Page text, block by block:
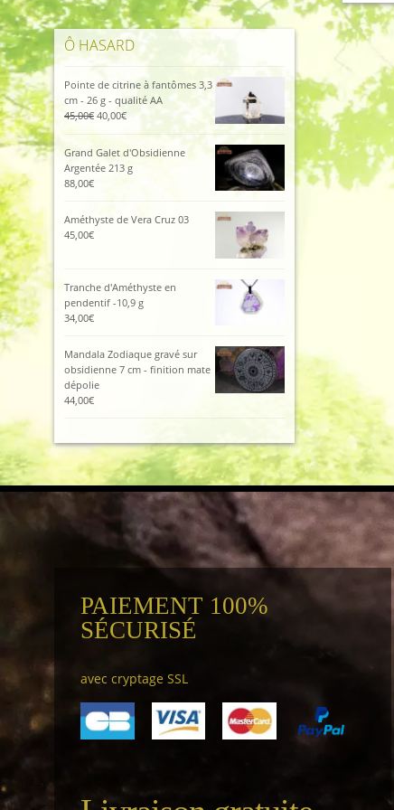
Ô HASARD
Pointe de citrine à fantômes 3,3
cm - 26 g - qualité AA
45,00€ Le
était :
45,00€.
40,00€Le
est :
40,00€.
Grand Galet d'Obsidienne
Argentée 213 g
88,00€
Améthyste de Vera Cruz 03
45,00€
Tranche d'Améthyste en
pendentif -10,9 g
34,00€
Mandala Zodiaque gravé sur
obsidienne 7 cm - finition mate
dépolie
44,00€
PAIEMENT 100%
SÉCURISÉ
avec cryptage SSL